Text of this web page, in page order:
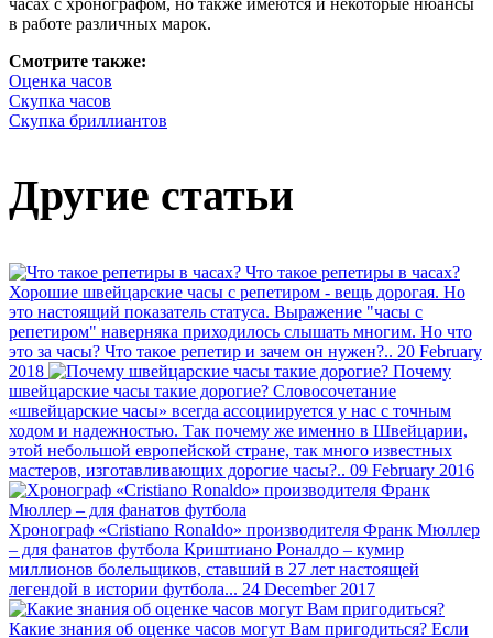
в работе различных марок.
Смотрите также:
Оценка часов
Скупка часов
Скупка бриллиантов
Другие статьи
Что такое репетиры в часах?
Хорошие швейцарские часы с репетиром - вещь дорогая. Но
это настоящий показатель статуса. Выражение "часы с
репетиром" наверняка приходилось слышать многим. Но что
это за часы? Что такое репетир и зачем он нужен?.. 20 February
2018
Почему
швейцарские часы такие дорогие? Словосочетание
«швейцарские часы» всегда ассоциируется у нас с точным
ходом и надежностью. Так почему же именно в Швейцарии,
этой небольшой европейской стране, так много известных
мастеров, изготавливающих дорогие часы?.. 09 February 2016
Хронограф «Cristiano Ronaldo» производителя Франк Мюллер
– для фанатов футбола Криштиано Роналдо – кумир
миллионов болельщиков, ставший в 27 лет настоящей
легендой в истории футбола... 24 December 2017
Какие знания об оценке часов могут Вам пригодиться? Если